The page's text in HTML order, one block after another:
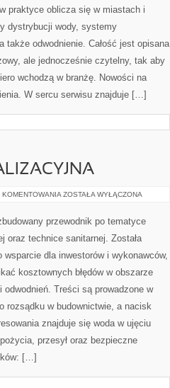
praktyce oblicza się w miastach i
dystrybucji wody, systemy
także odwodnienie. Całość jest opisana
ale jednocześnie czytelny, tak aby
wchodzą w branżę. Nowości na
W sercu serwisu znajduje […]
INŻYNIERIA
KANALIZACYJNA
ZOSTAŁA WYŁĄCZONA
przewodnik po tematyce
oraz technice sanitarnej. Została
wsparcie dla inwestorów i wykonawców,
kosztownych błędów w obszarze
odwodnień. Treści są prowadzone w
rozsądku w budownictwie, a nacisk
znajduje się woda w ujęciu
przesył oraz bezpieczne
[…]